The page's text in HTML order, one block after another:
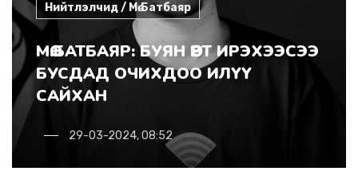
Нийтлэлчид / Мө.Батбаяр
МӨ.БАТБАЯР: БУЯН ӨӨРТ ИРЭХЭЭСЭЭ
БУСДАД ОЧИХДОО ИЛҮҮ
САЙХАН
29-03-2024, 08:52